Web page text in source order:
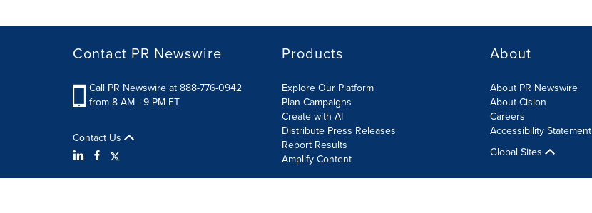
Contact PR Newswire
Call PR Newswire at 888-776-0942
from 8 AM - 9 PM ET
Contact Us
Products
Explore Our Platform
Plan Campaigns
Create with AI
Distribute Press Releases
Report Results
Amplify Content
About
About PR Newswire
About Cision
Careers
Accessibility Statement
Global Sites